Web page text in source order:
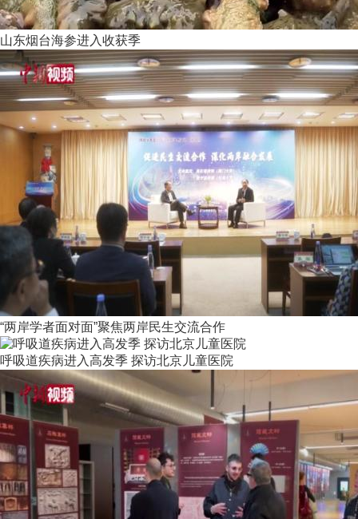
山东烟台海参进入收获季
“两岸学者面对面”聚焦两岸民生交流合作
呼吸道疾病进入高发季 探访北京儿童医院